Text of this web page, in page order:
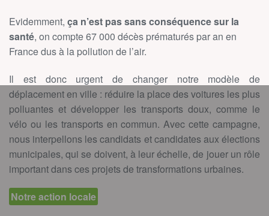
Evidemment, ça n’est pas sans conséquence sur la
santé, on compte 67 000 décès prématurés par an en
France dus à la pollution de l’air.
Il est donc urgent de changer notre modèle de
déplacement en ville : réduire la place des voitures les plus
polluantes et développer les transports doux, comme le
vélo ou les transports en commun. Avec cette campagne,
nous interpellons les candidats et candidates aux élections
municipales, qui se doivent, à leur échelle, de jouer un rôle
important dans ces projets de transformations urbaines.
Notre action locale